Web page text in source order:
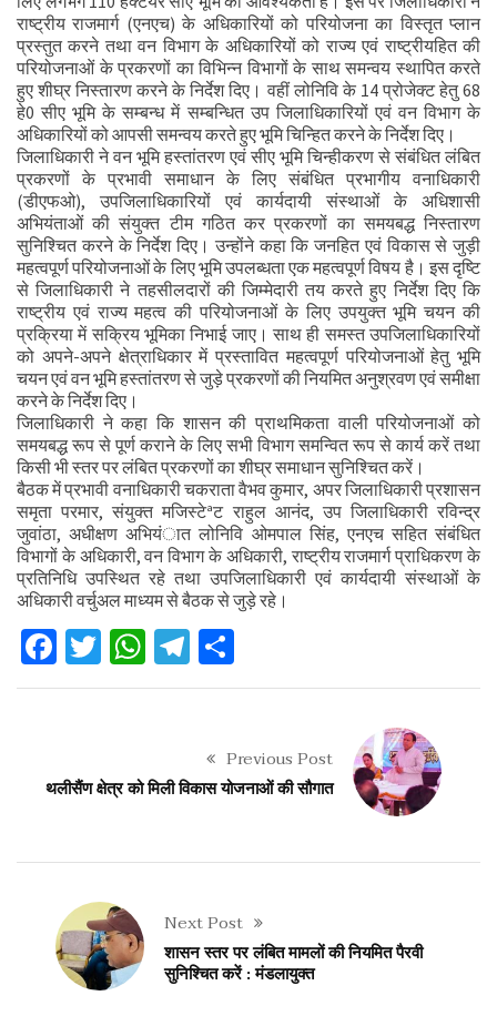
राष्ट्रीय राजमार्ग (एनएच) के अधिकारियों को परियोजना का विस्तृत प्लान
प्रस्तुत करने तथा वन विभाग के अधिकारियों को राज्य एवं राष्ट्रीयहित की
परियोजनाओं के प्रकरणों का विभिन्न विभागों के साथ समन्वय स्थापित करते
हुए शीघ्र निस्तारण करने के निर्देश दिए। वहीं लोनिवि के 14 प्रोजेक्ट हेतु 68
हे0 सीए भूमि के सम्बन्ध में सम्बन्धित उप जिलाधिकारियों एवं वन विभाग के
अधिकारियों को आपसी समन्वय करते हुए भूमि चिन्हित करने के निर्देश दिए।
जिलाधिकारी ने वन भूमि हस्तांतरण एवं सीए भूमि चिन्हीकरण से संबंधित लंबित
प्रकरणों के प्रभावी समाधान के लिए संबंधित प्रभागीय वनाधिकारी
(डीएफओ), उपजिलाधिकारियों एवं कार्यदायी संस्थाओं के अधिशासी
अभियंताओं की संयुक्त टीम गठित कर प्रकरणों का समयबद्ध निस्तारण
सुनिश्चित करने के निर्देश दिए। उन्होंने कहा कि जनहित एवं विकास से जुड़ी
महत्वपूर्ण परियोजनाओं के लिए भूमि उपलब्धता एक महत्वपूर्ण विषय है। इस दृष्टि
से जिलाधिकारी ने तहसीलदारों की जिम्मेदारी तय करते हुए निर्देश दिए कि
राष्ट्रीय एवं राज्य महत्व की परियोजनाओं के लिए उपयुक्त भूमि चयन की
प्रक्रिया में सक्रिय भूमिका निभाई जाए। साथ ही समस्त उपजिलाधिकारियों
को अपने-अपने क्षेत्राधिकार में प्रस्तावित महत्वपूर्ण परियोजनाओं हेतु भूमि
चयन एवं वन भूमि हस्तांतरण से जुड़े प्रकरणों की नियमित अनुश्रवण एवं समीक्षा
करने के निर्देश दिए।
जिलाधिकारी ने कहा कि शासन की प्राथमिकता वाली परियोजनाओं को
समयबद्ध रूप से पूर्ण कराने के लिए सभी विभाग समन्वित रूप से कार्य करें तथा
किसी भी स्तर पर लंबित प्रकरणों का शीघ्र समाधान सुनिश्चित करें।
बैठक में प्रभावी वनाधिकारी चकराता वैभव कुमार, अपर जिलाधिकारी प्रशासन
समृता परमार, संयुक्त मजिस्टेªट राहुल आनंद, उप जिलाधिकारी रविन्द्र
जुवांठा, अधीक्षण अभियंात लोनिवि ओमपाल सिंह, एनएच सहित संबंधित
विभागों के अधिकारी, वन विभाग के अधिकारी, राष्ट्रीय राजमार्ग प्राधिकरण के
प्रतिनिधि उपस्थित रहे तथा उपजिलाधिकारी एवं कार्यदायी संस्थाओं के
अधिकारी वर्चुअल माध्यम से बैठक से जुड़े रहे।
Facebook
Twitter
WhatsApp
Telegram
Previous Post
थलीसैंण क्षेत्र को मिली विकास योजनाओं की सौगात
Next Post
शासन स्तर पर लंबित मामलों की नियमित पैरवी
सुनिश्चित करें : मंडलायुक्त